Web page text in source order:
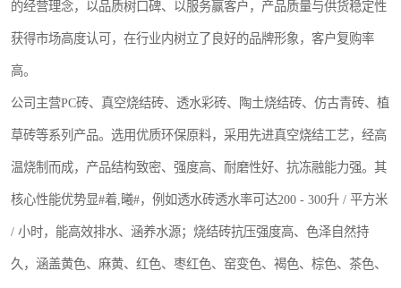
的经营理念，以品质树口碑、以服务赢客户，产品质量与供货稳定性
获得市场高度认可，在行业内树立了良好的品牌形象，客户复购率
高。
公司主营PC砖、真空烧结砖、透水彩砖、陶土烧结砖、仿古青砖、植
草砖等系列产品。选用优质环保原料，采用先进真空烧结工艺，经高
温烧制而成，产品结构致密、强度高、耐磨性好、抗冻融能力强。其
核心性能优势显#着,曦#，例如透水砖透水率可达200 - 300升 / 平方米
/ 小时，能高效排水、涵养水源；烧结砖抗压强度高、色泽自然持
久，涵盖黄色、麻黄、红色、枣红色、窑变色、褐色、棕色、茶色、